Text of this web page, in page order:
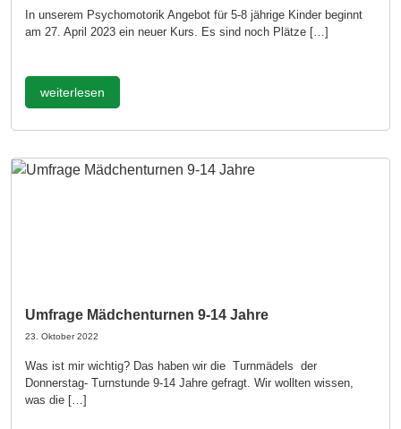
In unserem Psychomotorik Angebot für 5-8 jährige Kinder beginnt
am 27. April 2023 ein neuer Kurs. Es sind noch Plätze […]
weiterlesen
Umfrage Mädchenturnen 9-14 Jahre
23. Oktober 2022
Was ist mir wichtig? Das haben wir die Turnmädels der
Donnerstag- Turnstunde 9-14 Jahre gefragt. Wir wollten wissen,
was die […]